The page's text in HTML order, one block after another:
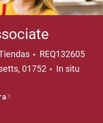
REQ132605
01752 In situ